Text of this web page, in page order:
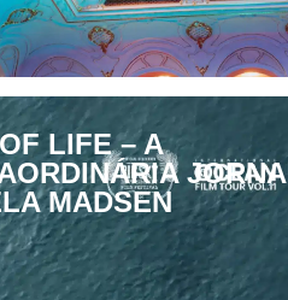
LIFE – A
MADSEN